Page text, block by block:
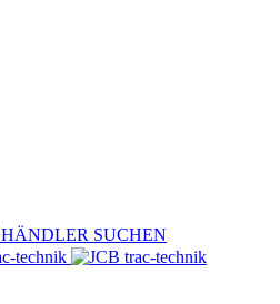
HÄNDLER SUCHEN